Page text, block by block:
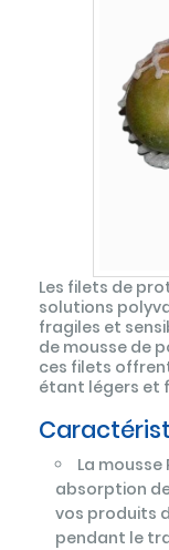
Les filets de
solutions
fragiles et
de mousse de
ces filets
étant légers et
La mousse
absorption
vos produits
pendant le